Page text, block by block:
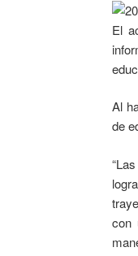
El
Al
de
con